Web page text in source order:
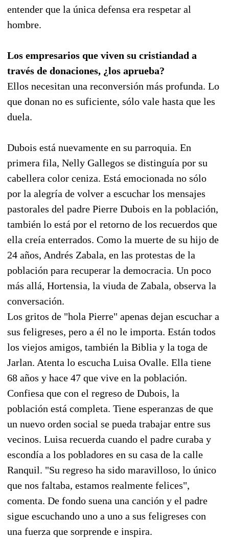
entender que la única defensa era respetar al
hombre.
Los empresarios que viven su cristiandad a
través de donaciones, ¿los aprueba?
Ellos necesitan una reconversión más profunda. Lo
que donan no es suficiente, sólo vale hasta que les
duela.
Dubois está nuevamente en su parroquia. En
primera fila, Nelly Gallegos se distinguía por su
cabellera color ceniza. Está emocionada no sólo
por la alegría de volver a escuchar los mensajes
pastorales del padre Pierre Dubois en la población,
también lo está por el retorno de los recuerdos que
ella creía enterrados. Como la muerte de su hijo de
24 años, Andrés Zabala, en las protestas de la
población para recuperar la democracia. Un poco
más allá, Hortensia, la viuda de Zabala, observa la
conversación.
Los gritos de "hola Pierre" apenas dejan escuchar a
sus feligreses, pero a él no le importa. Están todos
los viejos amigos, también la Biblia y la toga de
Jarlan. Atenta lo escucha Luisa Ovalle. Ella tiene
68 años y hace 47 que vive en la población.
Confiesa que con el regreso de Dubois, la
población está completa. Tiene esperanzas de que
un nuevo orden social se pueda trabajar entre sus
vecinos. Luisa recuerda cuando el padre curaba y
escondía a los pobladores en su casa de la calle
Ranquil. "Su regreso ha sido maravilloso, lo único
que nos faltaba, estamos realmente felices",
comenta. De fondo suena una canción y el padre
sigue escuchando uno a uno a sus feligreses con
una fuerza que sorprende e inspira.